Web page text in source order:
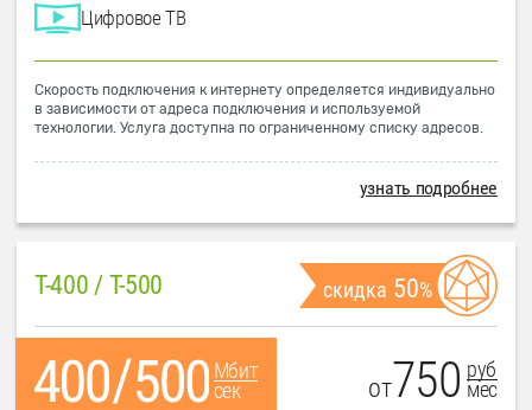
Цифровое ТВ
Скорость подключения к интернету определяется индивидуально
в зависимости от адреса подключения и используемой
технологии. Услуга доступна по ограниченному списку адресов.
узнать подробнее
T-400 / T-500 скидка 50%
Мбит
сек
от750 руб
мес